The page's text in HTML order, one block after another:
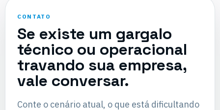
CONTATO
Se existe um gargalo
técnico ou operacional
travando sua empresa,
vale conversar.
Conte o cenário atual, o que está dificultando